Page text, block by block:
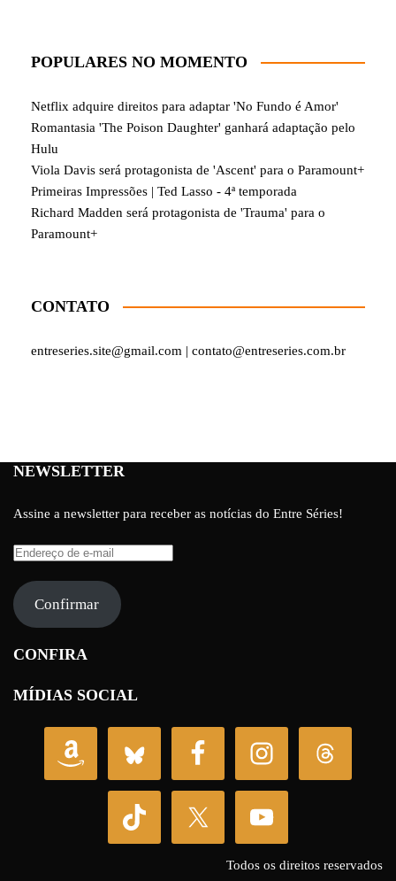
POPULARES NO MOMENTO
Netflix adquire direitos para adaptar 'No Fundo é Amor'
Romantasia 'The Poison Daughter' ganhará adaptação pelo
Hulu
Viola Davis será protagonista de 'Ascent' para o Paramount+
Primeiras Impressões | Ted Lasso - 4ª temporada
Richard Madden será protagonista de 'Trauma' para o
Paramount+
CONTATO
entreseries.site@gmail.com | contato@entreseries.com.br
NEWSLETTER
Assine a newsletter para receber as notícias do Entre Séries!
Endereço
e-
mail
Confirmar
CONFIRA
MÍDIAS SOCIAL
Todos os direitos reservados